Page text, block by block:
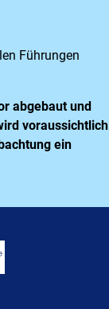
Führungen
abgebaut und
voraussichtlich
ein